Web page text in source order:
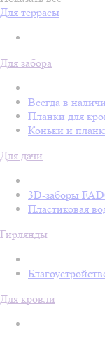
Для террасы
Для забора
Всегда в
Планки для
Коньки и
Для дачи
3D-заборы
Пластиковая
Гирлянды
Для кровли